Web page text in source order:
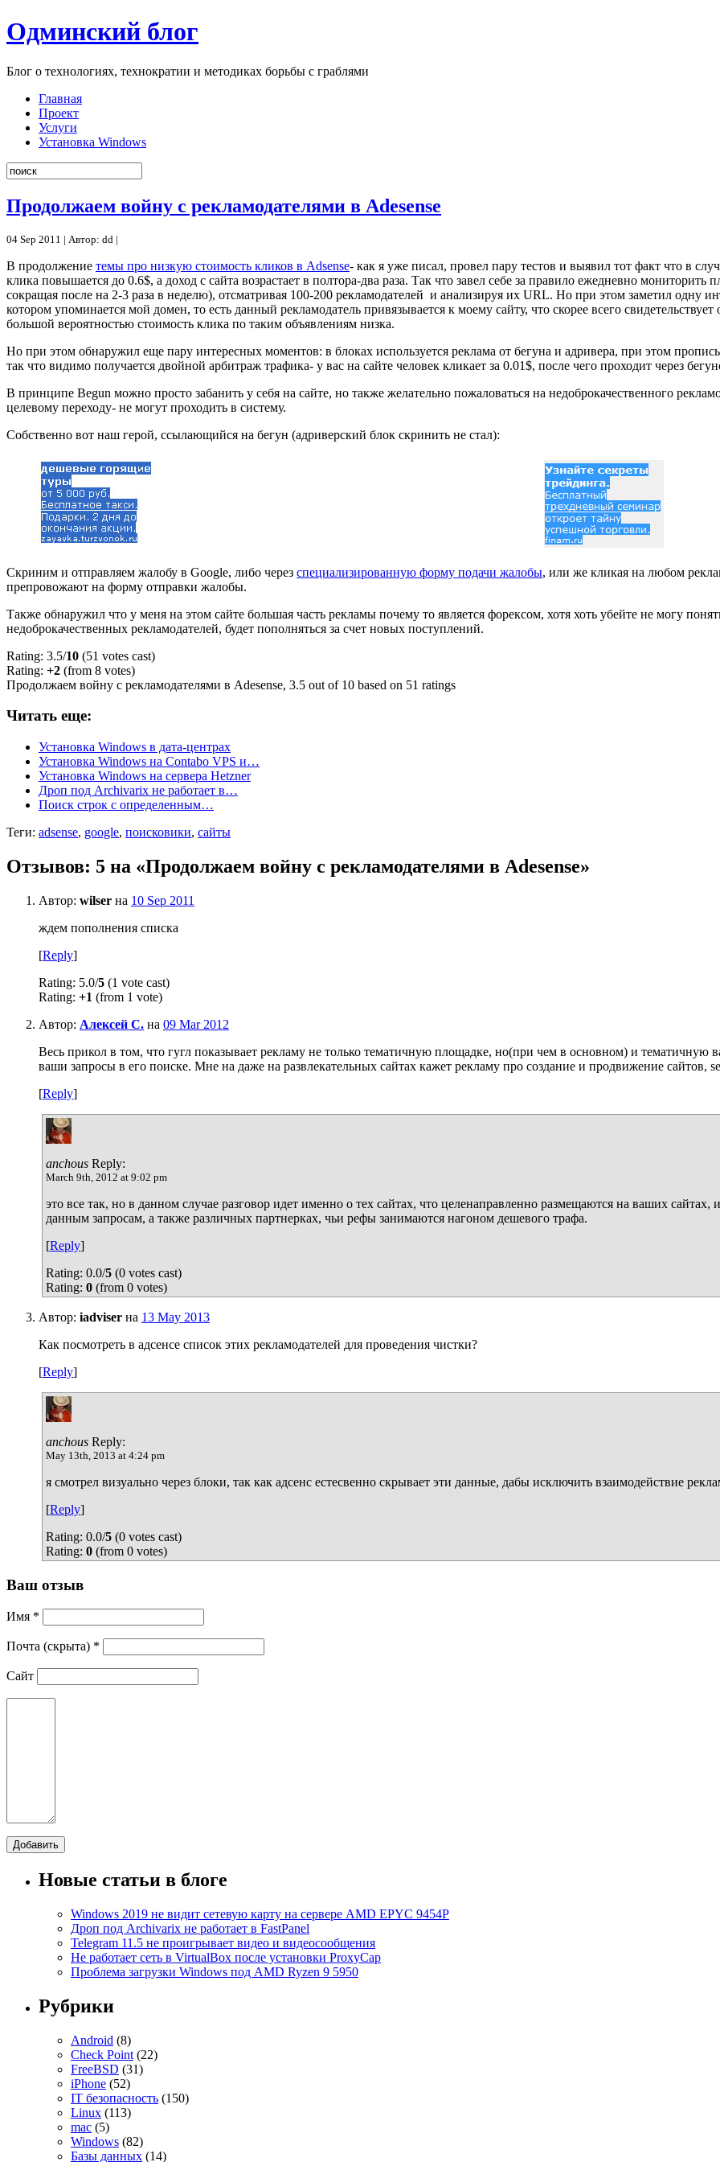
Одминский блог
Блог о технологиях, технократии и методиках борьбы с граблями
Главная
Проект
Услуги
Установка Windows
Продолжаем войну с рекламодателями в Adesense
04 Sep 2011 | Автор: dd |
В продолжение темы про низкую стоимость кликов в Adsense- как я уже писал, провел пару тестов и выявил тот факт что в
клика повышается до 0.6$, а доход с сайта возрастает в полтора-два раза. Так что завел себе за правило ежедневно мониторить
сокращая после на 2-3 раза в неделю), отсматривая 100-200 рекламодателей и анализируя их URL. Но при этом заметил одну
котором упоминается мой домен, то есть данный рекламодатель привязывается к моему сайту, что скорее всего
большой вероятностью стоимость клика по таким объявлениям низка.
Но при этом обнаружил еще пару интересных моментов: в блоках используется реклама от бегуна и адривера, при этом
так что видимо получается двойной арбитраж трафика- у вас на сайте человек кликает за 0.01$, после чего проходит через
В принципе Begun можно просто забанить у себя на сайте, но также желательно пожаловаться на недоброкачественного
целевому переходу- не могут проходить в систему.
Собственно вот наш герой, ссылающийся на бегун (адриверский блок скринить не стал):
Скриним и отправляем жалобу в Google, либо через специализированную форму подачи жалобы, или же кликая на любом
препровожают на форму отправки жалобы.
Также обнаружил что у меня на этом сайте большая часть рекламы почему то является форексом, хотя хоть убейте не могу
недоброкачественных рекламодателей, будет пополняться за счет новых поступлений.
Rating: 3.5/10 (51 votes cast)
Rating: +2 (from 8 votes)
Продолжаем войну с рекламодателями в Adesense, 3.5 out of 10 based on 51 ratings
Читать еще:
Установка Windows в дата-центрах
Установка Windows на Contabo VPS и…
Установка Windows на сервера Hetzner
Дроп под Archivarix не работает в…
Поиск строк с определенным…
Теги: adsense, google, поисковики, сайты
Отзывов: 5 на «Продолжаем войну с рекламодателями в Adesense»
Автор: wilser на 10 Sep 2011
ждем пополнения списка
[Reply]
Rating: 5.0/5 (1 vote cast)
Rating: +1 (from 1 vote)
Автор: Алексей С. на 09 Mar 2012
Весь прикол в том, что гугл показывает рекламу не только тематичную площадке, но(при чем в основном) и
ваши запросы в его поиске. Мне на даже на развлекательных сайтах кажет рекламу про создание и продвижение сайтов,
[Reply]
anchous Reply:
March 9th, 2012 at 9:02 pm
это все так, но в данном случае разговор идет именно о тех сайтах, что целенаправленно размещаются на ваших
данным запросам, а также различных партнерках, чьи рефы занимаются нагоном дешевого трафа.
[Reply]
Rating: 0.0/5 (0 votes cast)
Rating: 0 (from 0 votes)
Автор: iadviser на 13 May 2013
Как посмотреть в адсенсе список этих рекламодателей для проведения чистки?
[Reply]
anchous Reply:
May 13th, 2013 at 4:24 pm
я смотрел визуально через блоки, так как адсенс естесвенно скрывает эти данные, дабы исключить взаимодействие
[Reply]
Rating: 0.0/5 (0 votes cast)
Rating: 0 (from 0 votes)
Ваш отзыв
Имя *
Почта (скрыта) *
Сайт
Новые статьи в блоге
Windows 2019 не видит сетевую карту на сервере AMD EPYC 9454P
Дроп под Archivarix не работает в FastPanel
Telegram 11.5 не проигрывает видео и видеосообщения
Не работает сеть в VirtualBox после установки ProxyCap
Проблема загрузки Windows под AMD Ryzen 9 5950
Рубрики
Android (8)
Check Point (22)
FreeBSD (31)
iPhone (52)
IT безопасность (150)
Linux (113)
mac (5)
Windows (82)
Базы данных (14)